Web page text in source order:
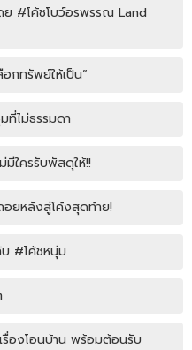
โค้ชโบว์อรพรรณ Land
กทรัพย์ให้เป็น”
ที่ไม่ธรรมดา
มีใครรับพัสดุให้!!
ยหลังสู่โค้งสุดท้าย!
บ #โค้ชหนุ่ม
น พร้อมต้อนรับ